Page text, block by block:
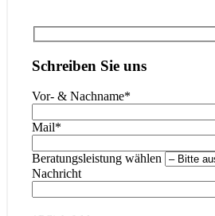
Schreiben Sie uns
Vor- & Nachname*
Mail*
Beratungsleistung wählen
Nachricht